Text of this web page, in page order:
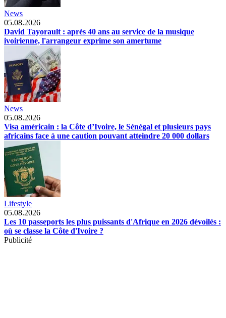
News
05.08.2026
David Tayorault : après 40 ans au service de la musique
ivoirienne, l'arrangeur exprime son amertume
News
05.08.2026
Visa américain : la Côte d’Ivoire, le Sénégal et plusieurs pays
africains face à une caution pouvant atteindre 20 000 dollars
Lifestyle
05.08.2026
Les 10 passeports les plus puissants d'Afrique en 2026 dévoilés :
où se classe la Côte d'Ivoire ?
Publicité